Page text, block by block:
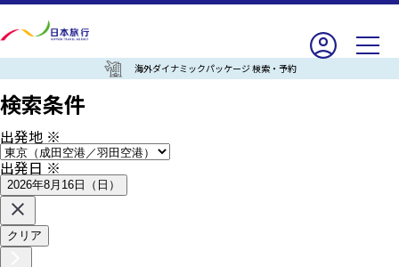
海外ダイナミックパッケージ 検索・予約
検索条件
出発地 ※
出発日※
2026年8月16日（日）
クリア